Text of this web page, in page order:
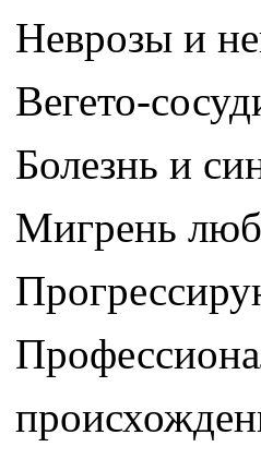
Неврозы и
Вегето-
Болезнь и
Мигрень